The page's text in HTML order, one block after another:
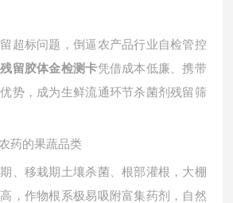
超标问题，倒逼农产品行业自检管控
留胶体金检测卡凭借成本低廉、携带
势，成为生鲜流通环节杀菌剂残留筛
药的果蔬品类
、移栽期土壤杀菌、根部灌根，大棚
，作物根系极易吸附富集药剂，自然